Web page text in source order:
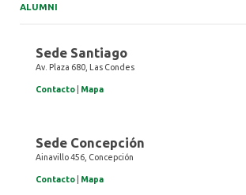
ALUMNI
Sede Santiago
Av. Plaza 680, Las Condes
Contacto Mapa
Sede Concepción
Ainavillo 456, Concepción
Contacto Mapa